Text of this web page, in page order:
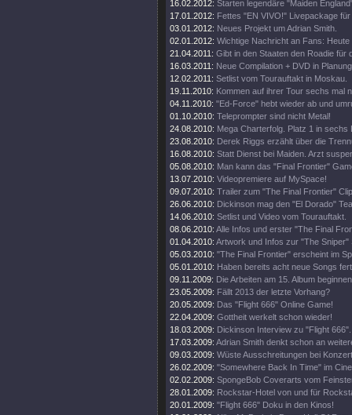
16.02.2012: Starten legendäre "Maiden
17.01.2012: Fettes "EN VIVO!" Livepackage
03.01.2012: Neues Projekt um Adrian Smith.
02.01.2012: Wichtige Nachricht an Fans: Heute
21.04.2011: Gibt in den Staaten den Roadie für
16.03.2011: Neue Compilation + DVD in
12.02.2011: Setlist vom Tourauftakt in Moskau.
19.11.2010: Kommen auf ihrer Tour sechs mal
04.11.2010: "Ed-Force" hebt wieder ab und
01.10.2010: Teleprompter sind nicht Metal!
24.08.2010: Mega Charterfolg. Platz 1 in sechs
23.08.2010: Derek Riggs erzählt über die
16.08.2010: Statt Dienst bei Maiden. Arzt
05.08.2010: Man kann das "Final Frontier"
13.07.2010: Videopremiere auf MySpace!
09.07.2010: Trailer zum "The Final Frontier"
26.06.2010: Dickinson mag den "El Dorado"
14.06.2010: Setlist und Video vom Tourauftakt.
08.06.2010: Alle Infos und erster "The Final
01.04.2010: Artwork und Infos zur "The Sniper"
05.03.2010: "The Final Frontier" erscheint im
05.01.2010: Haben bereits acht neue Songs
09.11.2009: Die Arbeiten am 15. Album
23.05.2009: Fällt 2013 der letzte Vorhang?
20.05.2009: Das "Flight 666" Online Game!
22.04.2009: Gottheit werkelt schon wieder!
18.03.2009: Dickinson Interview zu "Flight 666".
17.03.2009: Adrian Smith denkt schon an
09.03.2009: Wüste Ausschreitungen bei
26.02.2009: "Somewhere Back In Time" im
02.02.2009: SpongeBob Coverarts vom
28.01.2009: Rockstar-Hotel von und für
20.01.2009: "Flight 666" Doku in den Kinos!